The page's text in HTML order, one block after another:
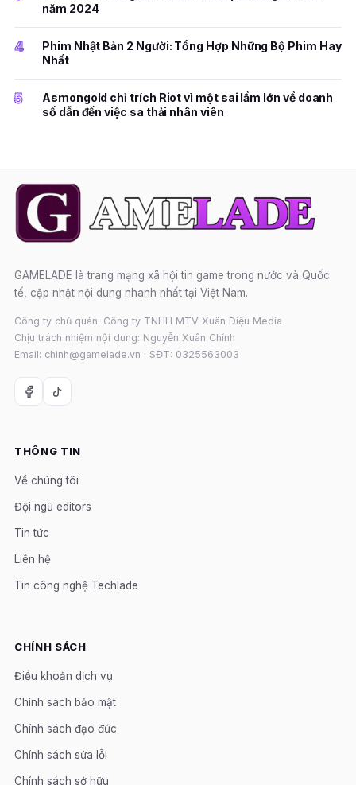
năm 2024
4
Phim Nhật Bản 2 Người: Tổng Hợp Những Bộ Phim Hay
Nhất
5
Asmongold chỉ trích Riot vì một sai lầm lớn về doanh
số dẫn đến việc sa thải nhân viên
GAMELADE là trang mạng xã hội tin game trong nước và Quốc
tế, cập nhật nội dung nhanh nhất tại Việt Nam.
Công ty chủ quản: Công ty TNHH MTV Xuân Diệu Media
Chịu trách nhiệm nội dung: Nguyễn Xuân Chính
Email: chinh@gamelade.vn · SĐT: 0325563003
THÔNG TIN
Về chúng tôi
Đội ngũ editors
Tin tức
Liên hệ
Tin công nghệ Techlade
CHÍNH SÁCH
Điều khoản dịch vụ
Chính sách bảo mật
Chính sách đạo đức
Chính sách sửa lỗi
Chính sách sở hữu